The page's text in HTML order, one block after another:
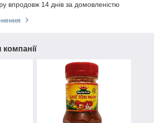
впродовж 14 днів за домовленістю
компанії